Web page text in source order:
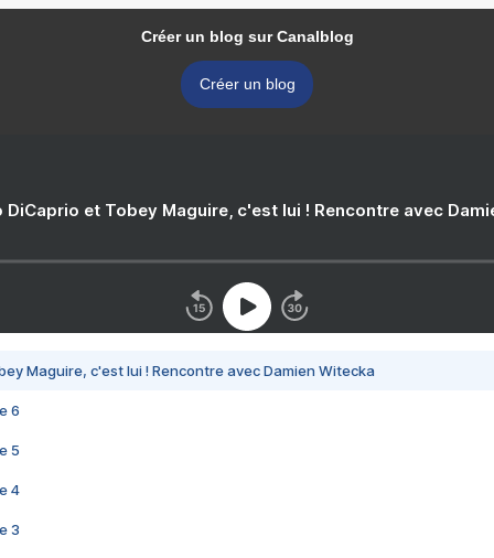
Créer un blog sur Canalblog
Créer un blog
DiCaprio et Tobey Maguire, c'est lui ! Rencontre avec
Maguire, c'est lui ! Rencontre avec Damien Witecka
6
5
4
3